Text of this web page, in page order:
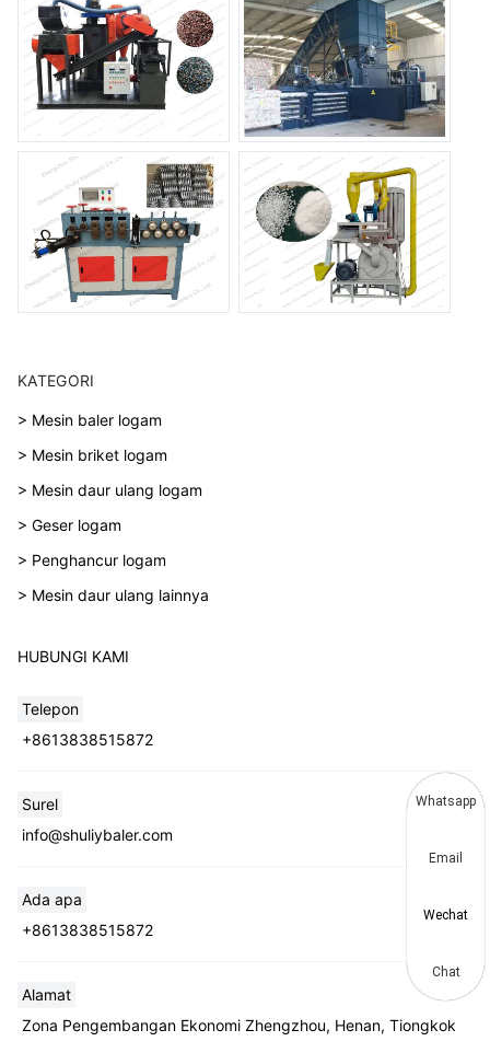
KATEGORI
> Mesin baler logam
> Mesin briket logam
> Mesin daur ulang logam
> Geser logam
> Penghancur logam
> Mesin daur ulang lainnya
HUBUNGI KAMI
Telepon
+8613838515872
Surel
info@shuliybaler.com
Ada apa
+8613838515872
Alamat
Zona Pengembangan Ekonomi Zhengzhou, Henan, Tiongkok
Whatsapp
Email
Wechat
Chat